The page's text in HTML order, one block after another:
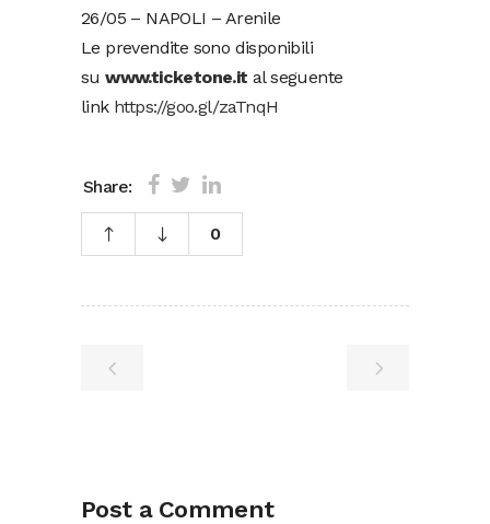
26/05 – NAPOLI – Arenile
Le prevendite sono disponibili
suwww.ticketone.it al seguente
link https://goo.gl/zaTnqH
Share:
0
Post a Comment